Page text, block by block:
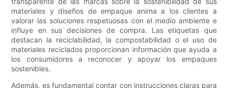
materiales y diseños de empaque anima a los clientes a
valorar las soluciones respetuosas con el medio ambiente e
influye en sus decisiones de compra. Las etiquetas que
destacan la reciclabilidad, la compostabilidad o el uso de
materiales reciclados proporcionan información que ayuda a
los consumidores a reconocer y apoyar los empaques
sostenibles.
Además, es fundamental contar con instrucciones claras para